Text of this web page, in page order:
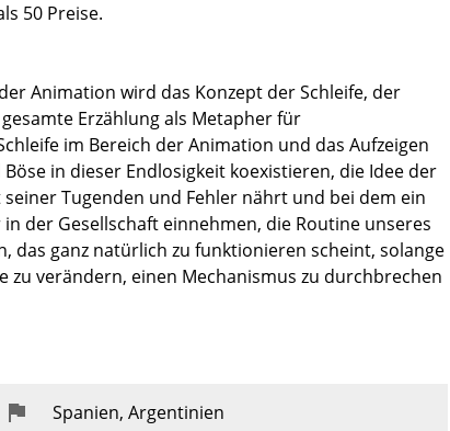
50 Preise.
Animation wird das Konzept der Schleife, der
Erzählung als Metapher für
im Bereich der Animation und das Aufzeigen
in dieser Endlosigkeit koexistieren, die Idee der
Tugenden und Fehler nährt und bei dem ein
der Gesellschaft einnehmen, die Routine unseres
das ganz natürlich zu funktionieren scheint, solange
zu verändern, einen Mechanismus zu durchbrechen
Spanien, Argentinien